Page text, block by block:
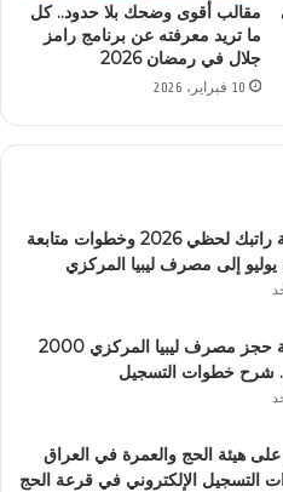
مقالب أقوى وضحك بلا حدود.. كل
ما تريد معرفته عن برنامج رامز
جلال في رمضان 2026
10 فبراير، 2026
رابط منظومة راتبك لحظي 2026 وخطوات متابعة
يوليو إلى مصرف ليبيا المركزي
رابط منظومة حجز مصرف ليبيا المركزي 2000
على هيئة الحج والعمرة في العراق